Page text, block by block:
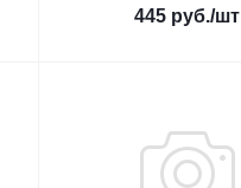
445 руб./шт